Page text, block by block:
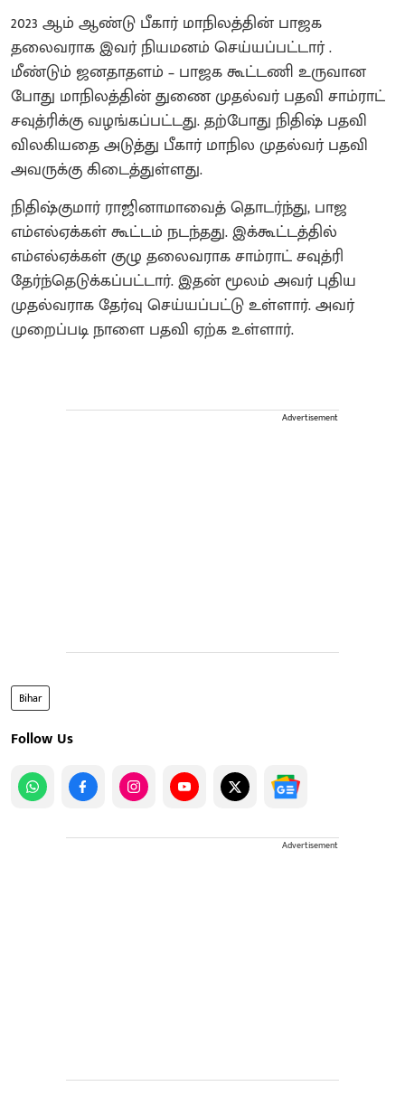
2023 ஆம் ஆண்டு பீகார் மாநிலத்தின் பாஜக
தலைவராக இவர் நியமனம் செய்யப்பட்டார் .
மீண்டும் ஜனதாதளம் – பாஜக கூட்டணி உருவான
போது மாநிலத்தின் துணை முதல்வர் பதவி சாம்ராட்
சவுத்ரிக்கு வழங்கப்பட்டது. தற்போது நிதிஷ் பதவி
விலகியதை அடுத்து பீகார் மாநில முதல்வர் பதவி
அவருக்கு கிடைத்துள்ளது.
நிதிஷ்குமார் ராஜினாமாவைத் தொடர்ந்து, பாஜ
எம்எல்ஏக்கள் கூட்டம் நடந்தது. இக்கூட்டத்தில்
எம்எல்ஏக்கள் குழு தலைவராக சாம்ராட் சவுத்ரி
தேர்ந்தெடுக்கப்பட்டார். இதன் மூலம் அவர் புதிய
முதல்வராக தேர்வு செய்யப்பட்டு உள்ளார். அவர்
முறைப்படி நாளை பதவி ஏற்க உள்ளார்.
Advertisement
Bihar
Follow Us
Advertisement